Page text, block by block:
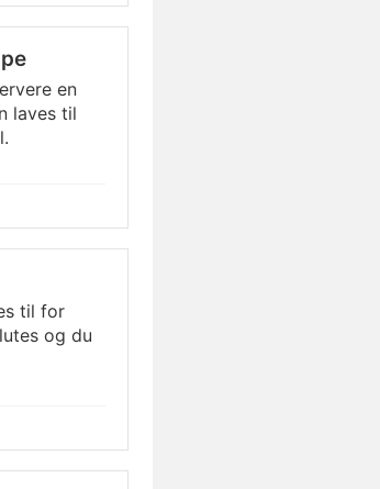
en
laves til
til for
og du